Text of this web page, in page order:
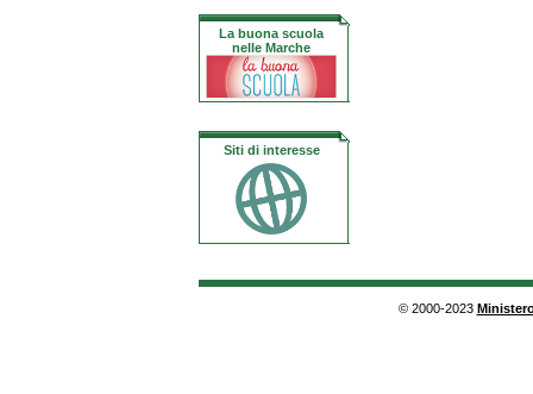
La buona scuola
nelle Marche
Siti di interesse
© 2000-2023